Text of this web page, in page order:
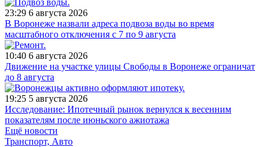
23:29 6 августа 2026
В Воронеже назвали адреса подвоза воды во время
масштабного отключения с 7 по 9 августа
10:40 6 августа 2026
Движение на участке улицы Свободы в Воронеже ограничат
до 8 августа
19:25 5 августа 2026
Исследование: Ипотечный рынок вернулся к весенним
показателям после июньского ажиотажа
Ещё новости
Транспорт, Авто